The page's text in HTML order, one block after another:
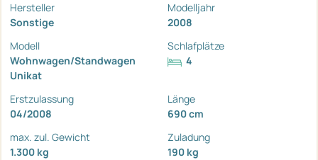
Hersteller
Sonstige
Modelljahr
2008
Modell
Wohnwagen/Standwagen
Unikat
Schlafplätze
4
Erstzulassung
04/2008
Länge
690 cm
max. zul. Gewicht
1.300 kg
Zuladung
190 kg